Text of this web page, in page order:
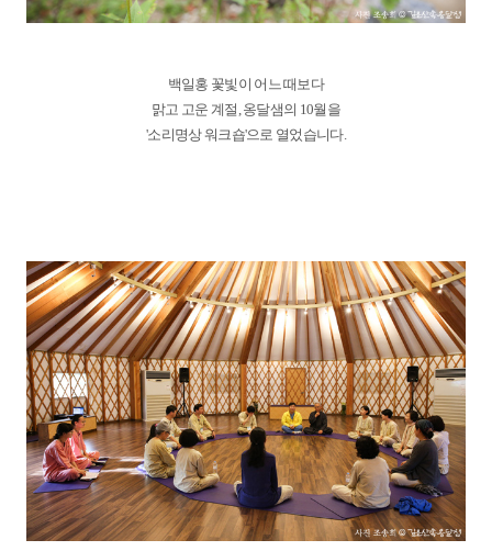
백일홍 꽃빛이 어느 때보다
맑고 고운 계절, 옹달샘의 10월을
'소리명상 워크숍'으로 열었습니다.